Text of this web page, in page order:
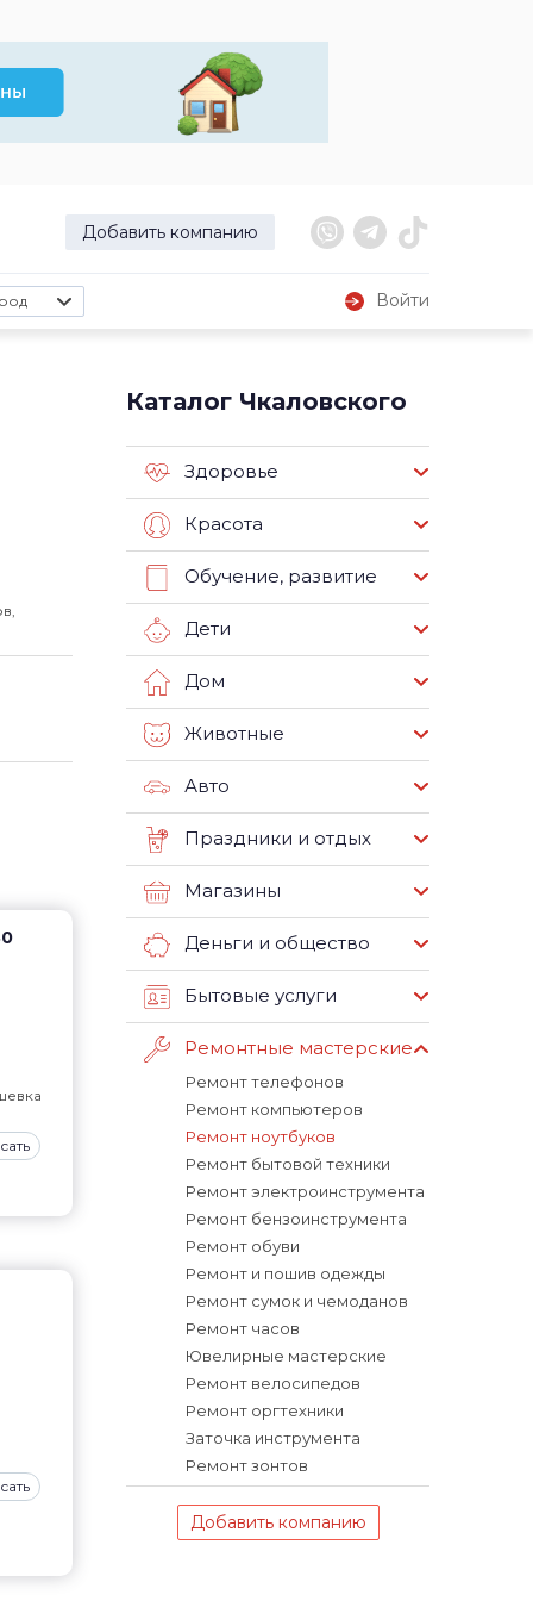
Добавить компанию
Войти
Каталог Чкаловского
Здоровье
Красота
Обучение, развитие
Дети
Дом
Животные
Авто
Праздники и отдых
Магазины
Деньги и общество
Бытовые услуги
Ремонтные мастерские
Ремонт телефонов
Ремонт компьютеров
Ремонт ноутбуков
Ремонт бытовой техники
Ремонт электроинструмента
Ремонт бензоинструмента
Ремонт обуви
Ремонт и пошив одежды
Ремонт сумок и чемоданов
Ремонт часов
Ювелирные мастерские
Ремонт велосипедов
Ремонт оргтехники
Заточка инструмента
Ремонт зонтов
Добавить компанию